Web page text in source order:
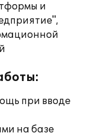
и
при вводе
на базе